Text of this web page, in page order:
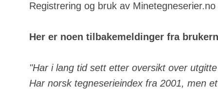
Registrering og bruk av
Her er noen tilbakemeldinger fra
"Har i lang tid sett etter oversikt over
Har norsk tegneserieindex fra 2001, men